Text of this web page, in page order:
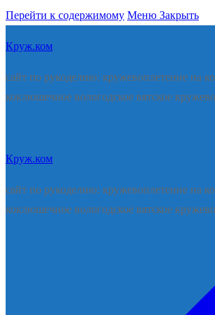
Перейти к содержимому Меню Закрыть
Круж.ком
сайт по рукоделию: кружевоплетение на
коклюшечное вологодское вятское кружево
Круж.ком
сайт по рукоделию: кружевоплетение на
коклюшечное вологодское вятское кружево